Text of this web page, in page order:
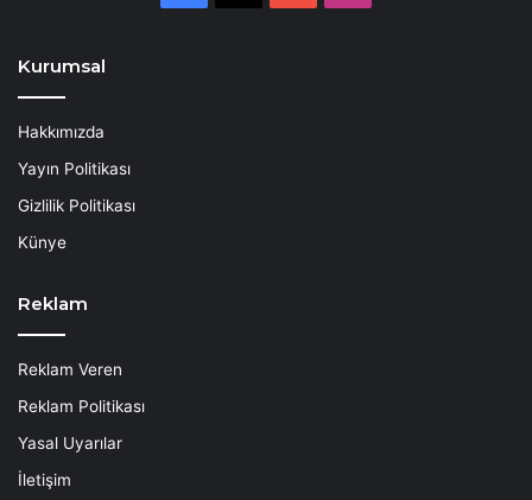
Kurumsal
Hakkımızda
Yayın Politikası
Gizlilik Politikası
Künye
Reklam
Reklam Veren
Reklam Politikası
Yasal Uyarılar
İletişim